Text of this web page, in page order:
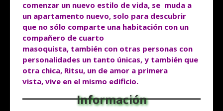
comenzar un nuevo estilo de vida, se muda a
un apartamento nuevo, solo para descubrir
que no sólo comparte una habitación con un
compañero de cuarto
masoquista, también con otras personas con
personalidades un tanto únicas, y también que
otra chica, Ritsu, un de amor a primera
vista, vive en el mismo edificio.